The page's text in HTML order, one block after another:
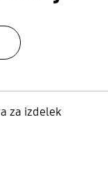
za izdelek